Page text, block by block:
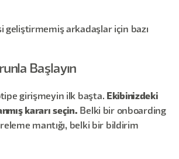
geliştirmemiş arkadaşlar için bazı
Başlayın
girişmeyin ilk başta. Ekibinizdeki
kararı seçin. Belki bir onboarding
mantığı, belki bir bildirim